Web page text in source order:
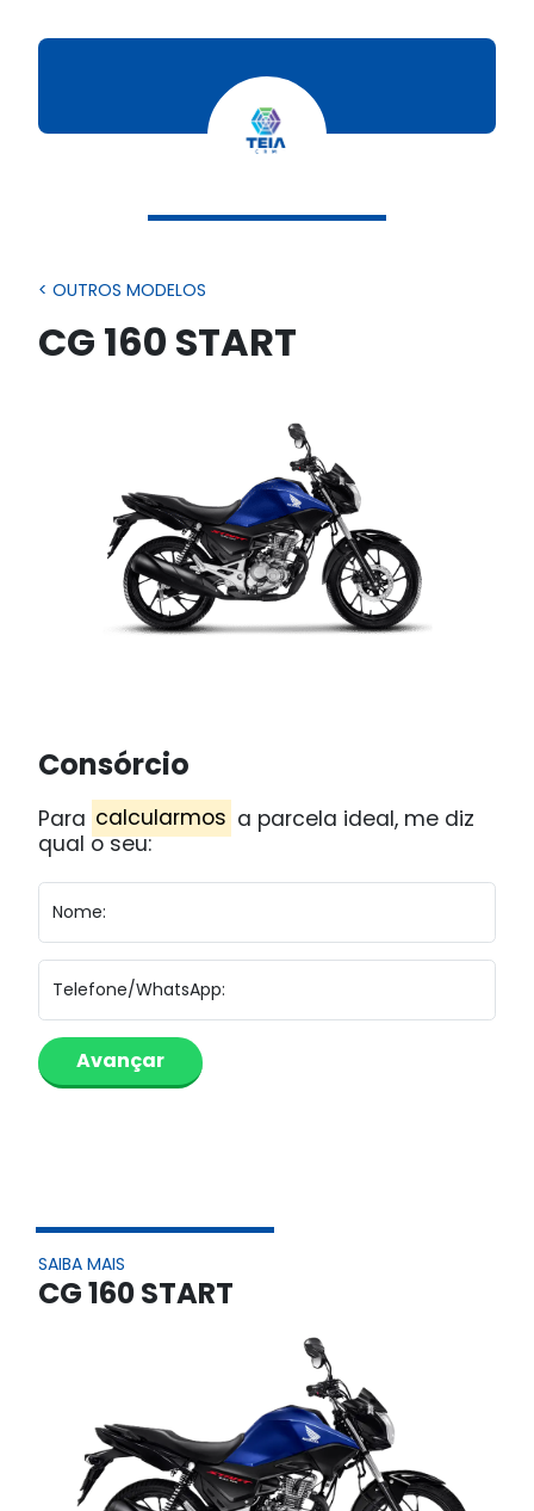
< OUTROS MODELOS
CG 160 START
Consórcio
Para calcularmos a parcela ideal, me diz
qual o seu:
Nome:
Telefone/WhatsApp:
SAIBA MAIS
CG 160 START